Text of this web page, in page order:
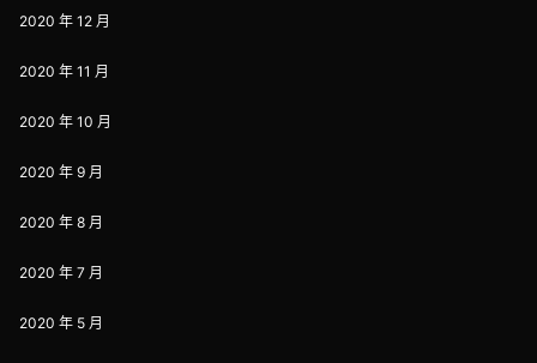
2020 年 12 月
2020 年 11 月
2020 年 10 月
2020 年 9 月
2020 年 8 月
2020 年 7 月
2020 年 5 月